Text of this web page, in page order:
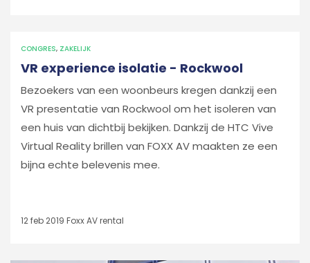
CONGRES, ZAKELIJK
VR experience isolatie - Rockwool
Bezoekers van een woonbeurs kregen dankzij een
VR presentatie van Rockwool om het isoleren van
een huis van dichtbij bekijken. Dankzij de HTC Vive
Virtual Reality brillen van FOXX AV maakten ze een
bijna echte belevenis mee.
12 feb 2019 Foxx AV rental